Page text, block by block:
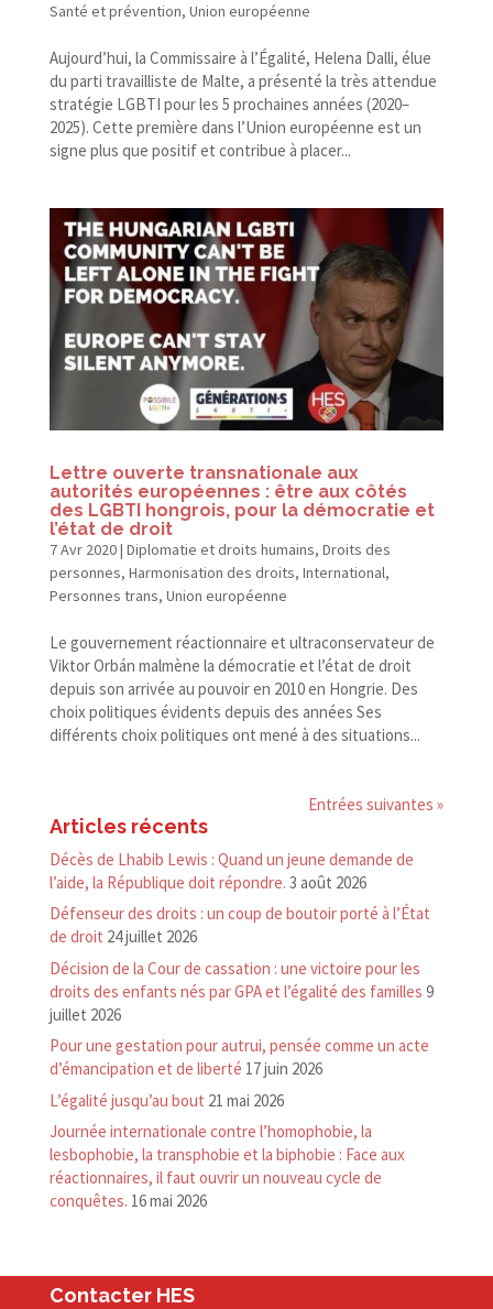
Santé et prévention, Union européenne
Aujourd’hui, la Commissaire à l’Égalité, Helena Dalli, élue
du parti travailliste de Malte, a présenté la très attendue
stratégie LGBTI pour les 5 prochaines années (2020–
2025). Cette première dans l’Union européenne est un
signe plus que positif et contribue à placer...
Lettre ouverte transnationale aux
autorités européennes : être aux côtés
des LGBTI hongrois, pour la démocratie et
l’état de droit
7 Avr 2020| Diplomatie et droits humains, Droits des
personnes, Harmonisation des droits, International,
Personnes trans, Union européenne
Le gouvernement réactionnaire et ultraconservateur de
Viktor Orbán malmène la démocratie et l’état de droit
depuis son arrivée au pouvoir en 2010 en Hongrie. Des
choix politiques évidents depuis des années Ses
différents choix politiques ont mené à des situations...
Entrées suivantes »
Articles récents
Décès de Lhabib Lewis : Quand un jeune demande de
l’aide, la République doit répondre. 3 août 2026
Défenseur des droits : un coup de boutoir porté à l’État
de droit 24 juillet 2026
Décision de la Cour de cassation : une victoire pour les
droits des enfants nés par GPA et l’égalité des familles 9
juillet 2026
Pour une gestation pour autrui, pensée comme un acte
d’émancipation et de liberté 17 juin 2026
L’égalité jusqu’au bout 21 mai 2026
Journée internationale contre l’homophobie, la
lesbophobie, la transphobie et la biphobie : Face aux
réactionnaires, il faut ouvrir un nouveau cycle de
conquêtes. 16 mai 2026
Contacter HES